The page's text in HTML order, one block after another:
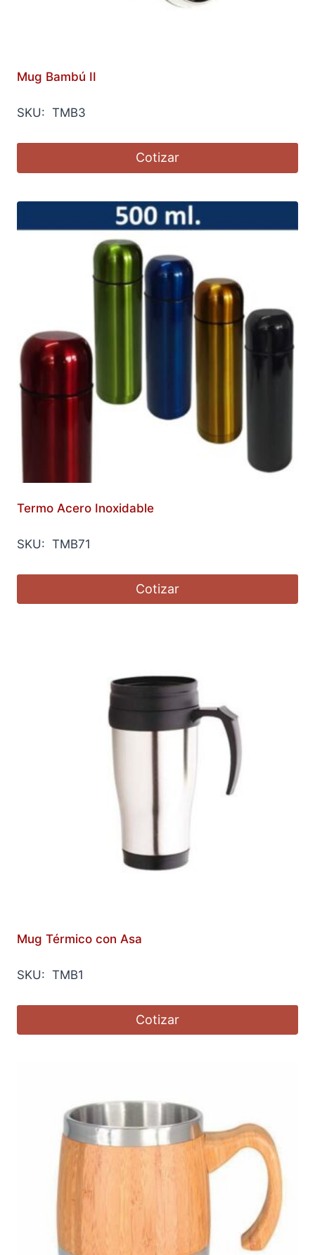
Mug Bambú II
SKU: TMB3
Cotizar
Termo Acero Inoxidable
SKU: TMB71
Cotizar
Mug Térmico con Asa
SKU: TMB1
Cotizar